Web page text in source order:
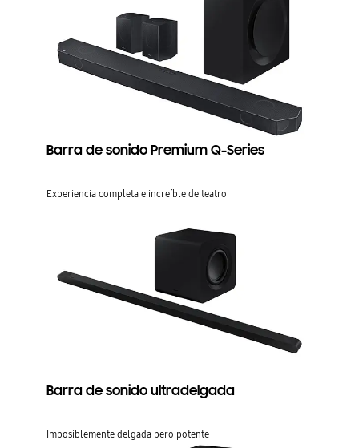
Barra de sonido Premium Q-Series
Experiencia completa e increíble de teatro
Barra de sonido ultradelgada
Imposiblemente delgada pero potente